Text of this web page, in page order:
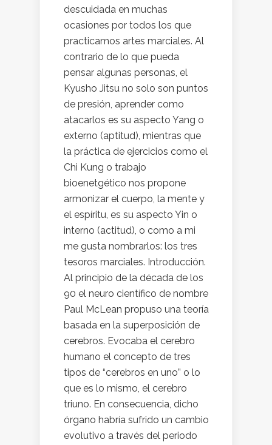
descuidada en muchas
ocasiones por todos los que
practicamos artes marciales. Al
contrario de lo que pueda
pensar algunas personas, el
Kyusho Jitsu no solo son puntos
de presión, aprender como
atacarlos es su aspecto Yang o
externo (aptitud), mientras que
la práctica de ejercicios como el
Chi Kung o trabajo
bioenetgético nos propone
armonizar el cuerpo, la mente y
el espíritu, es su aspecto Yin o
interno (actitud), o como a mi
me gusta nombrarlos: los tres
tesoros marciales. Introducción.
Al principio de la década de los
90 el neuro científico de nombre
Paul McLean propuso una teoría
basada en la superposición de
cerebros. Evocaba el cerebro
humano el concepto de tres
tipos de “cerebros en uno” o lo
que es lo mismo, el cerebro
triuno. En consecuencia, dicho
órgano habría sufrido un cambio
evolutivo a través del periodo